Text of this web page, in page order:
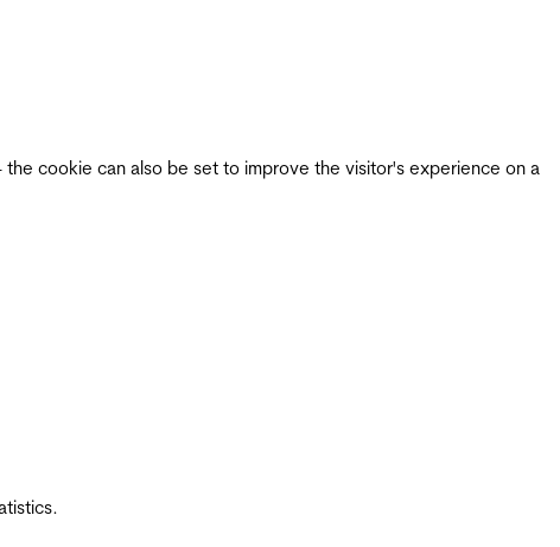
cookie can also be set to improve the visitor's experience on a